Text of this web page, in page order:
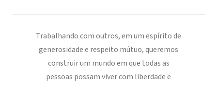
Trabalhando com outros, em um espírito de
generosidade e respeito mútuo, queremos
construir um mundo em que todas as
pessoas possam viver com liberdade e